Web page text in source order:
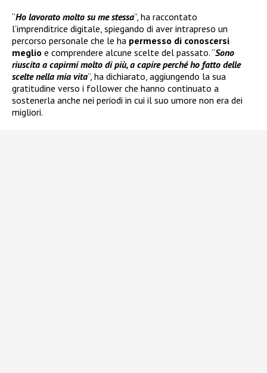
“Ho lavorato molto su me stessa”, ha raccontato
l’imprenditrice digitale, spiegando di aver intrapreso un
percorso personale che le ha permesso di conoscersi
meglio e comprendere alcune scelte del passato. “Sono
riuscita a capirmi molto di più, a capire perché ho fatto delle
scelte nella mia vita”, ha dichiarato, aggiungendo la sua
gratitudine verso i follower che hanno continuato a
sostenerla anche nei periodi in cui il suo umore non era dei
migliori.